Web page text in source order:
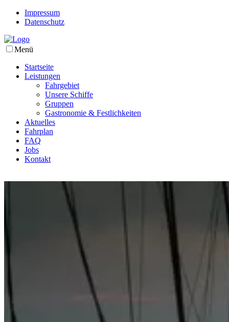
Impressum
Datenschutz
Menü
Startseite
Leistungen
Fahrgebiet
Unsere Schiffe
Gruppen
Gastronomie & Festlichkeiten
Aktuelles
Fahrplan
FAQ
Jobs
Kontakt